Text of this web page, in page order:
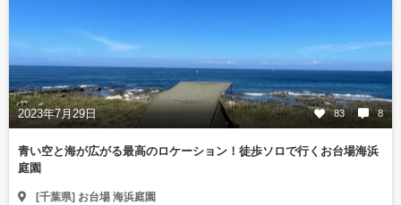
2023年7月29日 83 8
青い空と海が広がる最高のロケーション！徒歩ソロで行くお台場海浜
庭園
[千葉県] お台場 海浜庭園